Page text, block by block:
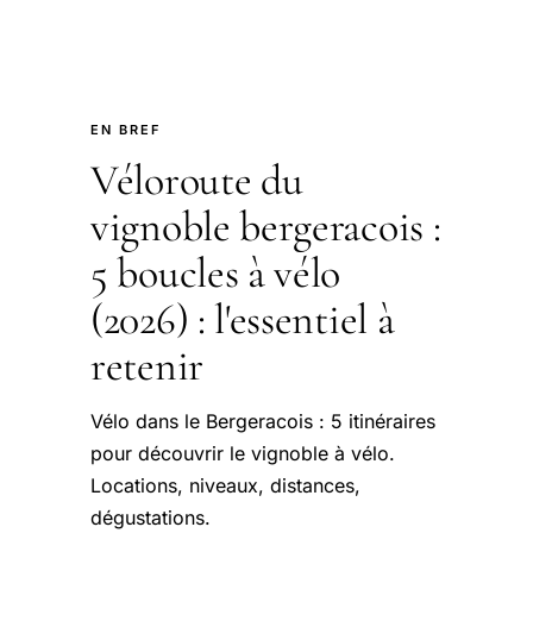
EN BREF
Véloroute du
vignoble bergeracois :
5 boucles à vélo
(2026) : l'essentiel à
retenir
Vélo dans le Bergeracois : 5 itinéraires
pour découvrir le vignoble à vélo.
Locations, niveaux, distances,
dégustations.